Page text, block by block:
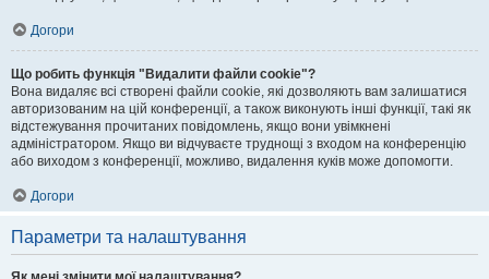
Догори
Що робить функція "Видалити файли cookie"?
Вона видаляє всі створені файли cookie, які дозволяють вам залишатися
авторизованим на цій конференції, а також виконують інші функції, такі як
відстежування прочитаних повідомлень, якщо вони увімкнені
адміністратором. Якщо ви відчуваєте труднощі з входом на конференцію
або виходом з конференції, можливо, видалення куків може допомогти.
Догори
Параметри та налаштування